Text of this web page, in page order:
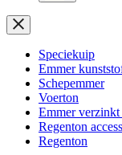
Speciekuip
Emmer
Schepemmer
Voerton
Emmer
Regenton
Regenton